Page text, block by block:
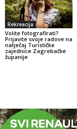
Rekreacija
Volite fotografirati?
Prijavite svoje radove na
natječaj Turističke
zajednice Zagrebačke
županije